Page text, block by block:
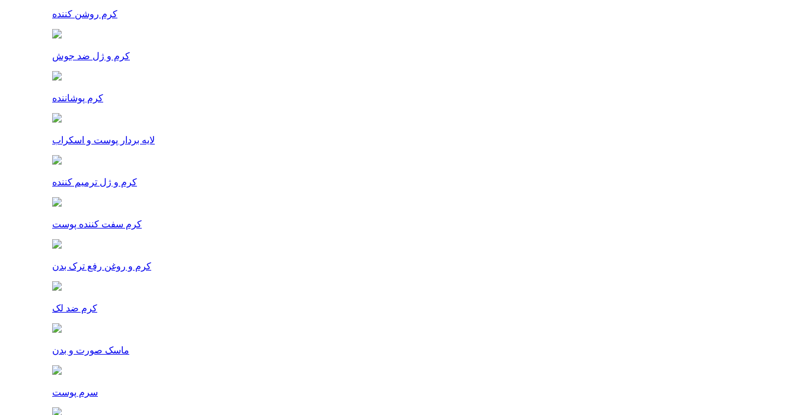
کرم روشن کننده
کرم و ژل ضد جوش
کرم پوشاننده
لایه بردار پوست و اسکراب
کرم و ژل ترمیم کننده
کرم سفت کننده پوست
کرم و روغن رفع ترک بدن
کرم ضد لک
ماسک صورت و بدن
سرم پوست